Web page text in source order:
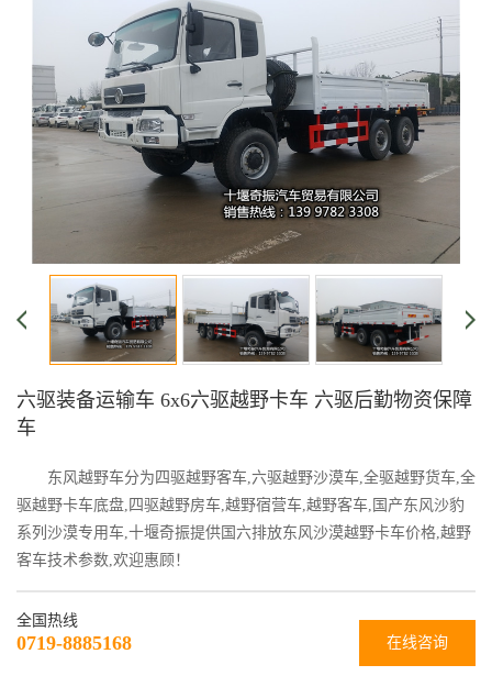
六驱装备运输车 6x6六驱越野卡车 六驱后勤物资保障
车
东风越野车分为四驱越野客车,六驱越野沙漠车,全驱越野货车,全
驱越野卡车底盘,四驱越野房车,越野宿营车,越野客车,国产东风沙豹
系列沙漠专用车,十堰奇振提供国六排放东风沙漠越野卡车价格,越野
客车技术参数,欢迎惠顾！
在线咨询
全国热线
0719-8885168